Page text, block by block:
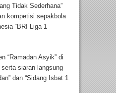
Tidak Sederhana”
kompetisi sepakbola
“BRI Liga 1
“Ramadan Asyik” di
serta siaran langsung
dan “Sidang Isbat 1